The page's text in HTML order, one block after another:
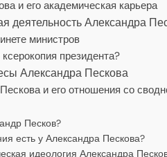
и его академическая карьера
деятельность Александра
министров
президента?
Александра Пескова
и его отношения со
Песков?
есть у Александра Пескова?
идеология Александра